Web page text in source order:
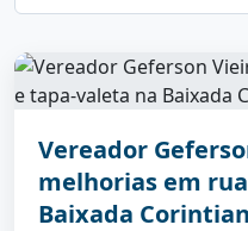
Vereador
melhorias em
Baixada